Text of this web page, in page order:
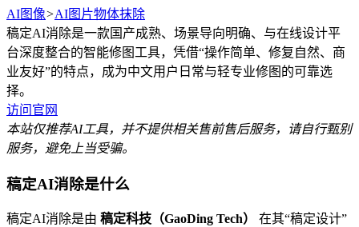
AI图像>AI图片物体抹除
稿定AI消除是一款国产成熟、场景导向明确、与在线设计平
台深度整合的智能修图工具，凭借“操作简单、修复自然、商
业友好”的特点，成为中文用户日常与轻专业修图的可靠选
择。
访问官网
本站仅推荐AI工具，并不提供相关售前售后服务，请自行甄别
服务，避免上当受骗。
稿定AI消除是什么
稿定AI消除是由 稿定科技（GaoDing Tech）
在其“稿定设计”